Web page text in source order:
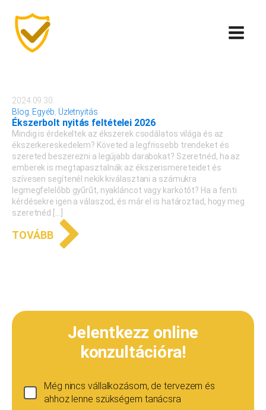
2024.09.30.
Blog Egyéb Üzletnyitás
Ékszerbolt nyitás feltételei 2026
Mindig is érdekeltek az ékszerek csodálatos világa és az
ékszerkereskedelem? Követed a legfrissebb trendeket és
szereted beszerezni a legújabb darabokat? Szeretnéd, ha az
emberek is megtapasztalnák az ékszerismereteidet és
szívesen segítenél nekik kiválasztani a számukra
legmegfelelőbb gyűrűt, nyakláncot vagy karkötőt? Ha a fenti
kérdésekre igen a válaszod, és már el is határoztad, hogy meg
szeretnéd […]
TOVÁBB
Jelentkezz online
konzultációra!
Még nincs vállalkozásom, de tervezem és
ahhoz lenne szükségem tanácsra